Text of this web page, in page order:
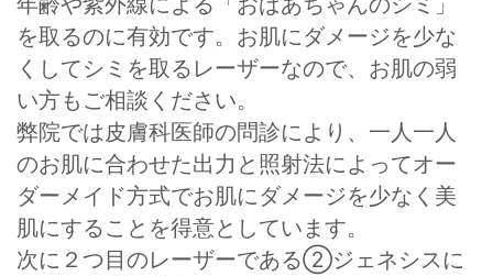
を取るのに有効です。お肌にダメージを少な
くしてシミを取るレーザーなので、お肌の弱
い方もご相談ください。
弊院では皮膚科医師の問診により、一人一人
のお肌に合わせた出力と照射法によってオー
ダーメイド方式でお肌にダメージを少なく美
肌にすることを得意としています。
次に２つ目のレーザーである②ジェネシスに